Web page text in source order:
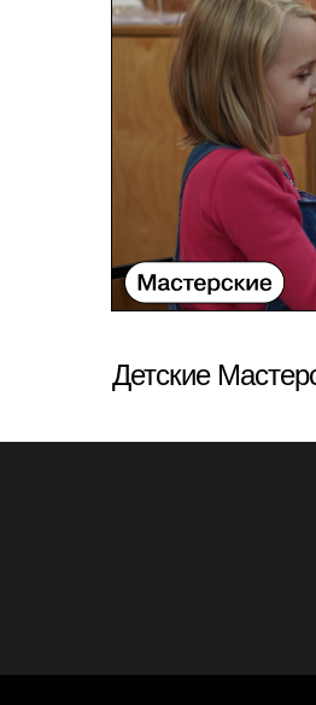
Детские